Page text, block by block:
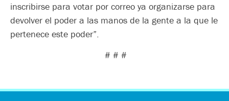
inscribirse para votar por correo ya organizarse para
devolver el poder a las manos de la gente a la que le
pertenece este poder”.
# # #